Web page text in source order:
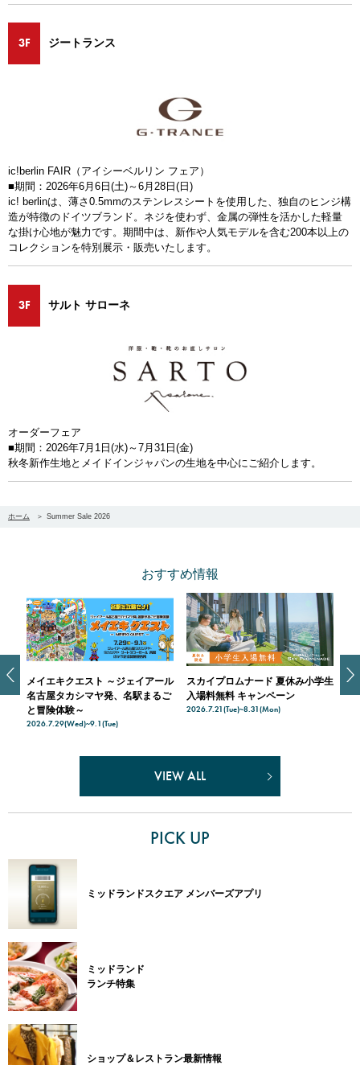
3F ジートランス
ic!berlin FAIR（アイシーベルリン フェア）
■期間：2026年6月6日(土)～6月28日(日)
ic! berlinは、薄さ0.5mmのステンレスシートを使用した、独自のヒンジ構
造が特徴のドイツブランド。ネジを使わず、金属の弾性を活かした軽量
な掛け心地が魅力です。期間中は、新作や人気モデルを含む200本以上の
コレクションを特別展示・販売いたします。
3F サルト サローネ
オーダーフェア
■期間：2026年7月1日(水)～7月31日(金)
秋冬新作生地とメイドインジャパンの生地を中心にご紹介します。
ホーム Summer Sale 2026
おすすめ情報
ラ
メイエキクエスト ～ジェイアール
名古屋タカシマヤ発、名駅まるご
と冒険体験～
2026.7.29(Wed)~9.1(Tue)
スカイプロムナード 夏休み小学生
入場料無料 キャンペーン
2026.7.21(Tue)~8.31(Mon)
メ
＆
VIEW ALL
PICK UP
ミッドランドスクエア メンバーズアプリ
ミッドランド
ランチ特集
ショップ＆レストラン最新情報